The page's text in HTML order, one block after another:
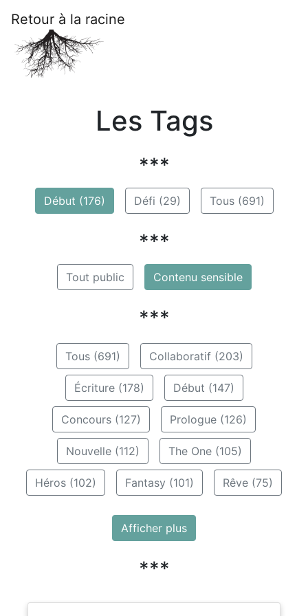
Retour à la racine
Les Tags
***
Début (176) Défi (29) Tous (691)
***
Tout public Contenu sensible
***
Tous (691) Collaboratif (203)
Écriture (178) Début (147)
Concours (127) Prologue (126)
Nouvelle (112) The One (105)
Héros (102) Fantasy (101) Rêve (75)
Afficher plus
***